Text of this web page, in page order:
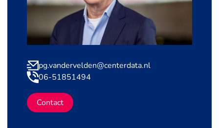
pg.vandervelden@centerdata.nl
06-51851494
Contact